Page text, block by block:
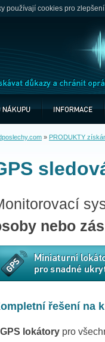
používají cookies pro
» PRODUKTY
nebo
řešení na
GPS lokátory pro